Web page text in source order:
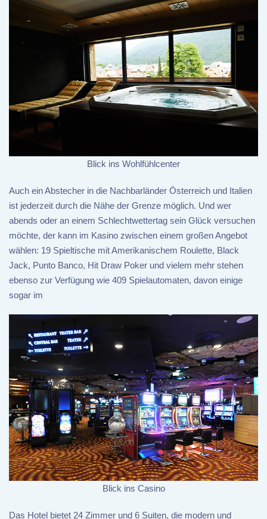
Blick ins Wohlfühlcenter
Auch ein Abstecher in die Nachbarländer Österreich und Italien
ist jederzeit durch die Nähe der Grenze möglich. Und wer
abends oder an einem Schlechtwettertag sein Glück versuchen
möchte, der kann im Kasino zwischen einem großen Angebot
wählen: 19 Spieltische mit Amerikanischem Roulette, Black
Jack, Punto Banco, Hit Draw Poker und vielem mehr stehen
ebenso zur Verfügung wie 409 Spielautomaten, davon einige
sogar im
Blick ins Casino
Das Hotel bietet 24 Zimmer und 6 Suiten, die modern und